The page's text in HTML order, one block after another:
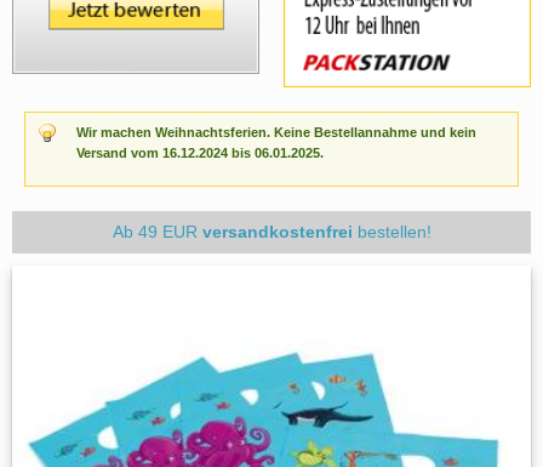
Wir machen Weihnachtsferien. Keine Bestellannahme und kein
Versand vom 16.12.2024 bis 06.01.2025.
Ab 49 EUR versandkostenfrei bestellen!